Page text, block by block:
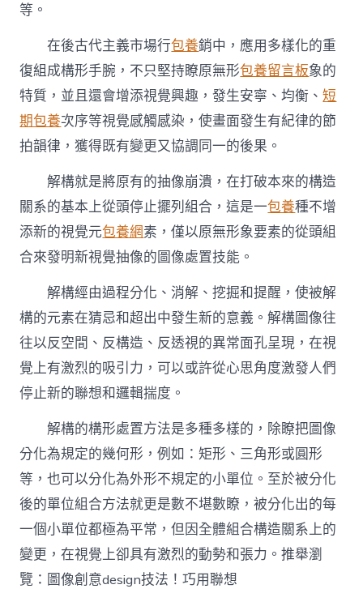
等。
在後古代主義市場行包養銷中，應用多樣化的重
復組成構形手腕，不只堅持瞭原無形包養留言板象的
特質，並且還會增添視覺興趣，發生安寧、均衡、短
期包養次序等視覺感觸感染，使畫面發生有紀律的節
拍韻律，獲得既有變更又協調同一的後果。
解構就是將原有的抽像崩潰，在打破本來的構造
關系的基本上從頭停止擺列組合，這是一包養種不增
添新的視覺元包養網素，僅以原無形象要素的從頭組
合來發明新視覺抽像的圖像處置技能。
解構經由過程分化、消解、挖掘和提醒，使被解
構的元素在猜忌和超出中發生新的意義。解構圖像往
往以反空間、反構造、反透視的異常面孔呈現，在視
覺上有激烈的吸引力，可以或許從心思角度激發人們
停止新的聯想和邏輯揣度。
解構的構形處置方法是多種多樣的，除瞭把圖像
分化為規定的幾何形，例如：矩形、三角形或圓形
等，也可以分化為外形不規定的小單位。至於被分化
後的單位組合方法就更是數不堪數瞭，被分化出的每
一個小單位都極為平常，但因全體組合構造關系上的
變更，在視覺上卻具有激烈的動勢和張力。推舉瀏
覽：圖像創意design技法！巧用聯想